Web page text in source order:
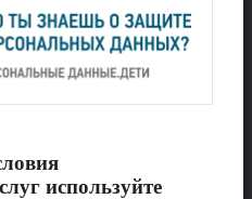
используйте